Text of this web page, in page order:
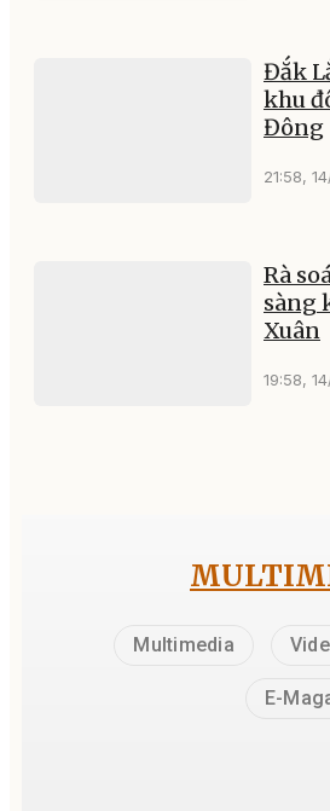
Đắk
khu
Đông
21:58,
Rà
sàng
Xuân
19:58,
Multimedia
E-